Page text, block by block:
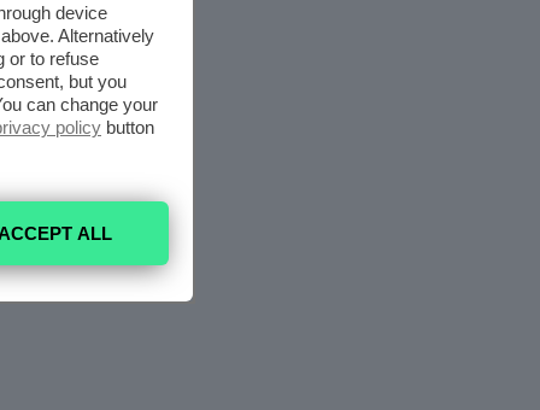
device
Alternatively
or to refuse
but you
can change your
policy button
ALL